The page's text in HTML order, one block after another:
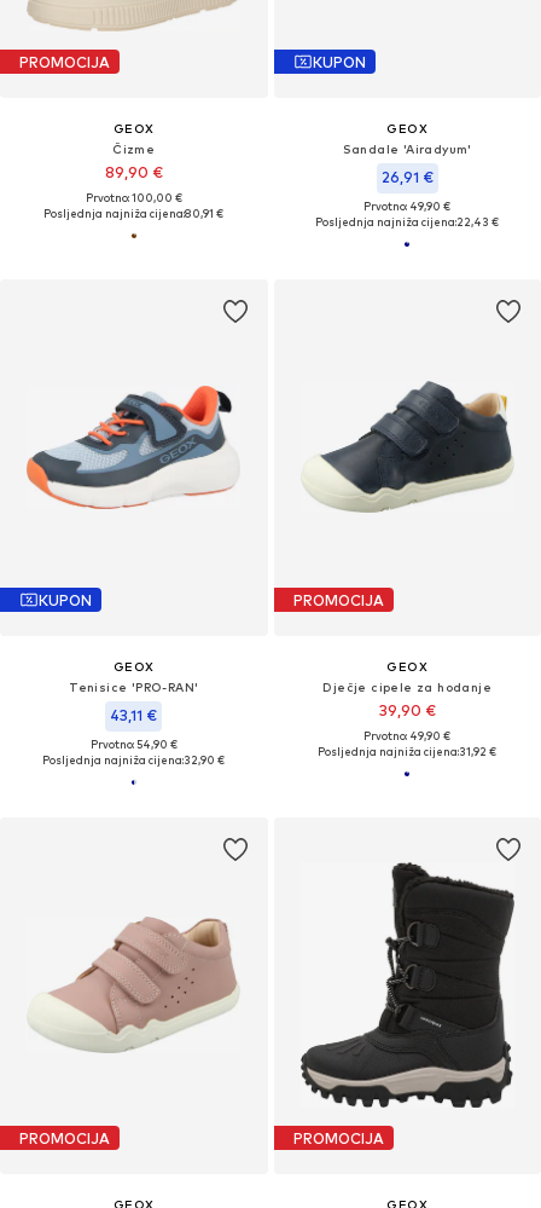
PROMOCIJA
GEOX
Čizme
89,90 €
Prvotno: 100,00 €
Posljednja najniža cijena:80,91 €
KUPON
GEOX
Sandale 'Airadyum'
26,91 €
Prvotno: 49,90 €
Posljednja najniža cijena:22,43 €
KUPON
GEOX
Tenisice 'PRO-RAN'
43,11 €
Prvotno: 54,90 €
Posljednja najniža cijena:32,90 €
PROMOCIJA
GEOX
Dječje cipele za hodanje
39,90 €
Prvotno: 49,90 €
Posljednja najniža cijena:31,92 €
PROMOCIJA
GEOX
PROMOCIJA
GEOX